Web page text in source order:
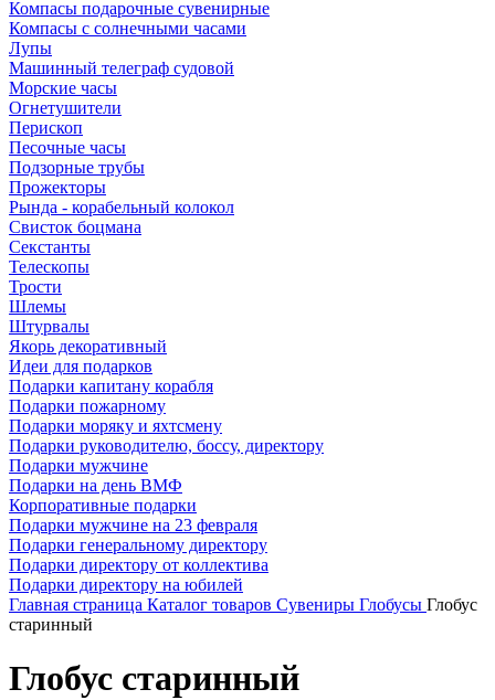
Компасы подарочные сувенирные
Компасы с солнечными часами
Лупы
Машинный телеграф судовой
Морские часы
Огнетушители
Перископ
Песочные часы
Подзорные трубы
Прожекторы
Рында - корабельный колокол
Свисток боцмана
Секстанты
Телескопы
Трости
Шлемы
Штурвалы
Якорь декоративный
Идеи для подарков
Подарки капитану корабля
Подарки пожарному
Подарки моряку и яхтсмену
Подарки руководителю, боссу, директору
Подарки мужчине
Подарки на день ВМФ
Корпоративные подарки
Подарки мужчине на 23 февраля
Подарки генеральному директору
Подарки директору от коллектива
Подарки директору на юбилей
Главная страница Каталог товаров Сувениры Глобусы Глобус
старинный
Глобус старинный